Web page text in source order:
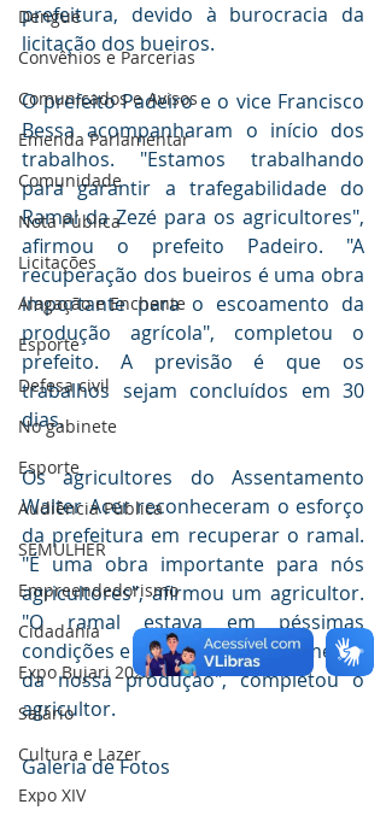
Dengue
Convênios e Parcerias
Comunicados e Avisos
Emenda Parlamentar
Comunidade
Nota Pública
Licitações
Alagação e Enchente
Esporte
Defesa civil
No gabinete
Esporte
Audiência Pública
SEMULHER
Empreendedorismo
Cidadania
Expo Bujari 2026
Salário
Cultura e Lazer
Expo XIV
prefeitura, devido à burocracia da
licitação dos bueiros.
O prefeito Padeiro e o vice Francisco
Bessa acompanharam o início dos
trabalhos. "Estamos trabalhando
para garantir a trafegabilidade do
Ramal da Zezé para os agricultores",
afirmou o prefeito Padeiro. "A
recuperação dos bueiros é uma obra
importante para o escoamento da
produção agrícola", completou o
prefeito. A previsão é que os
trabalhos sejam concluídos em 30
dias.
Os agricultores do Assentamento
Walter Acer reconheceram o esforço
da prefeitura em recuperar o ramal.
"É uma obra importante para nós
agricultores", afirmou um agricultor.
"O ramal estava em péssimas
condições e dificultava o escoamento
da nossa produção", completou o
agricultor.
Galeria de Fotos